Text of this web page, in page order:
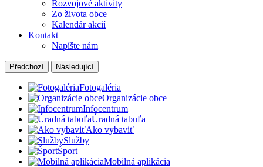
Rozvojové aktivity
Zo života obce
Kalendár akcií
Kontakt
Napíšte nám
Předchozí Následující
Fotogaléria
Organizácie obce
Infocentrum
Úradná tabuľa
Ako vybaviť
Služby
Šport
Mobilná aplikácia